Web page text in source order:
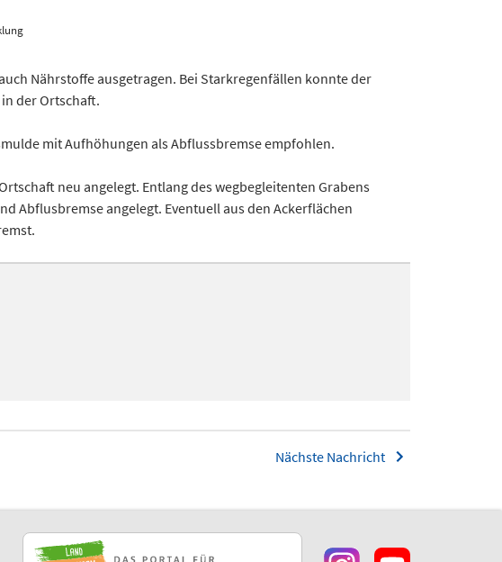
Nährstoffe ausgetragen. Bei Starkregenfällen konnte der
der Ortschaft.
mit Aufhöhungen als Abflussbremse empfohlen.
neu angelegt. Entlang des wegbegleitenten Grabens
Abflusbremse angelegt. Eventuell aus den Ackerflächen
Nächste Nachricht